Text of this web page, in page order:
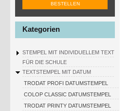
BESTELLEN
Kategorien
STEMPEL MIT INDIVIDUELLEM TEXT
FÜR DIE SCHULE
TEXTSTEMPEL MIT DATUM
TRODAT PROFI DATUMSTEMPEL
COLOP CLASSIC DATUMSTEMPEL
TRODAT PRINTY DATUMSTEMPEL